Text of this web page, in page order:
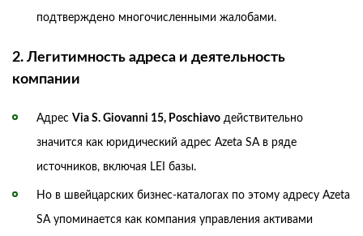
подтверждено многочисленными жалобами.
2. Легитимность адреса и деятельность
компании
Адрес Via S. Giovanni 15, Poschiavo действительно
значится как юридический адрес Azeta SA в ряде
источников, включая LEI базы.
Но в швейцарских бизнес-каталогах по этому адресу Azeta
SA упоминается как компания управления активами